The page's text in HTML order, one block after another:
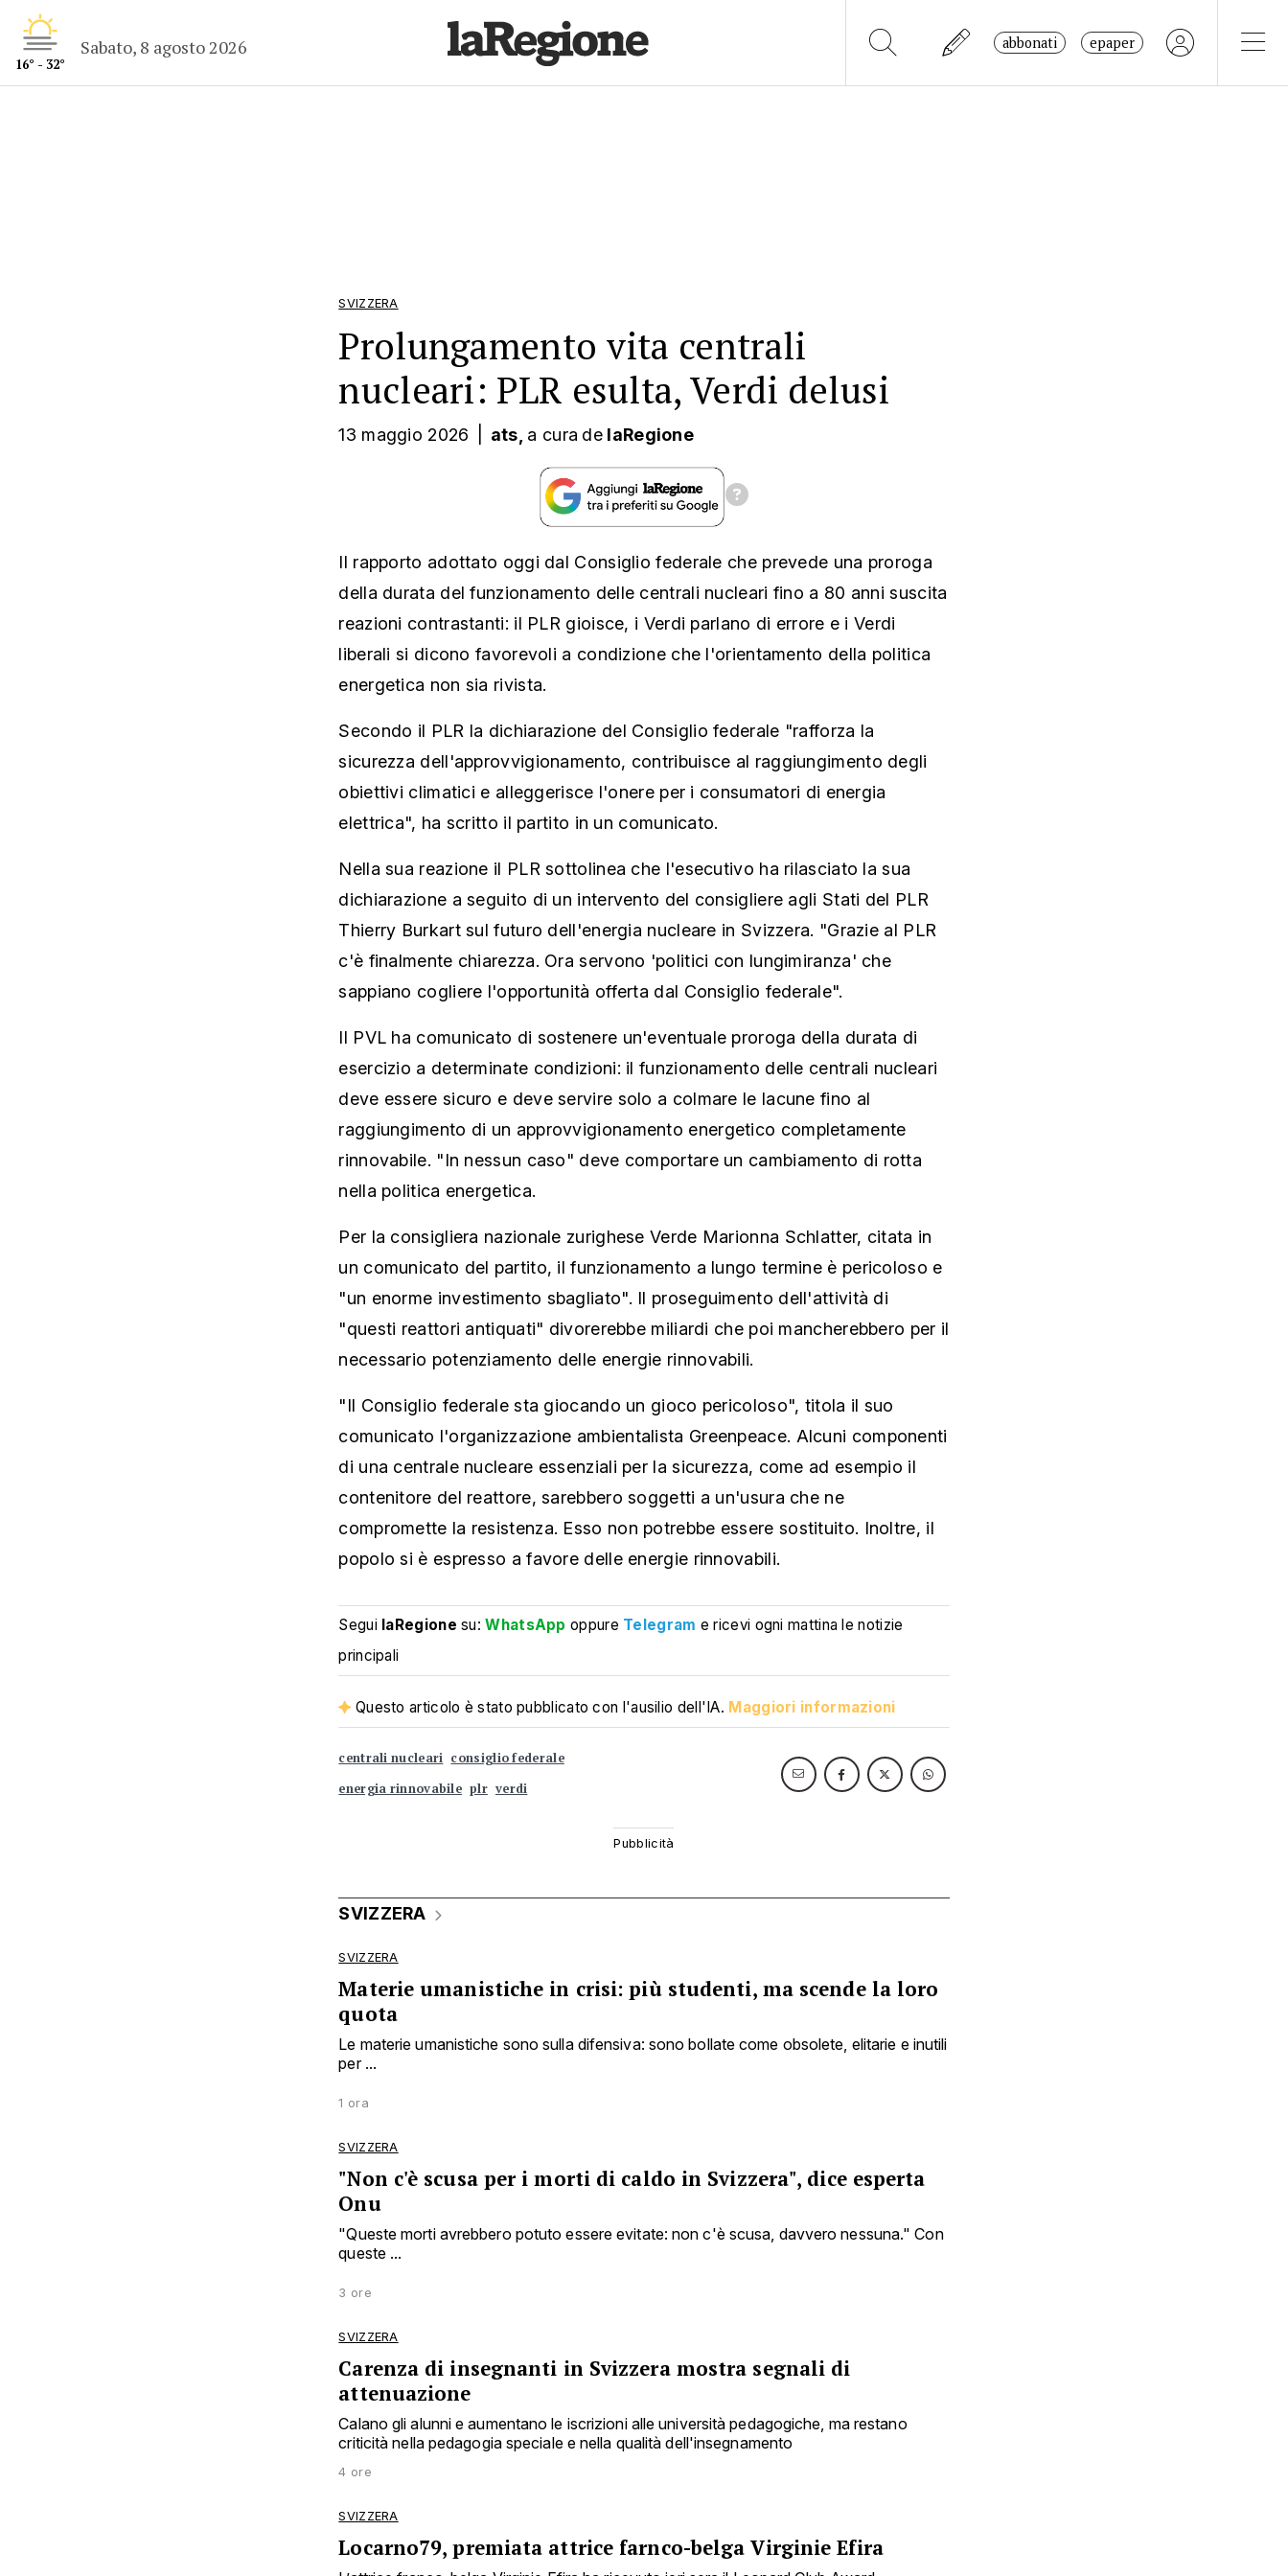
16° - 32°
Sabato, 8 agosto 2026 abbonati epaper
SVIZZERA
Prolungamento vita centrali
nucleari: PLR esulta, Verdi delusi
13 maggio 2026 ats, a cura de laRegione
Il rapporto adottato oggi dal Consiglio federale che prevede una proroga
della durata del funzionamento delle centrali nucleari fino a 80 anni suscita
reazioni contrastanti: il PLR gioisce, i Verdi parlano di errore e i Verdi
liberali si dicono favorevoli a condizione che l'orientamento della politica
energetica non sia rivista.
Secondo il PLR la dichiarazione del Consiglio federale "rafforza la
sicurezza dell'approvvigionamento, contribuisce al raggiungimento degli
obiettivi climatici e alleggerisce l'onere per i consumatori di energia
elettrica", ha scritto il partito in un comunicato.
Nella sua reazione il PLR sottolinea che l'esecutivo ha rilasciato la sua
dichiarazione a seguito di un intervento del consigliere agli Stati del PLR
Thierry Burkart sul futuro dell'energia nucleare in Svizzera. "Grazie al PLR
c'è finalmente chiarezza. Ora servono 'politici con lungimiranza' che
sappiano cogliere l'opportunità offerta dal Consiglio federale".
Il PVL ha comunicato di sostenere un'eventuale proroga della durata di
esercizio a determinate condizioni: il funzionamento delle centrali nucleari
deve essere sicuro e deve servire solo a colmare le lacune fino al
raggiungimento di un approvvigionamento energetico completamente
rinnovabile. "In nessun caso" deve comportare un cambiamento di rotta
nella politica energetica.
Per la consigliera nazionale zurighese Verde Marionna Schlatter, citata in
un comunicato del partito, il funzionamento a lungo termine è pericoloso e
"un enorme investimento sbagliato". Il proseguimento dell'attività di
"questi reattori antiquati" divorerebbe miliardi che poi mancherebbero per il
necessario potenziamento delle energie rinnovabili.
"Il Consiglio federale sta giocando un gioco pericoloso", titola il suo
comunicato l'organizzazione ambientalista Greenpeace. Alcuni componenti
di una centrale nucleare essenziali per la sicurezza, come ad esempio il
contenitore del reattore, sarebbero soggetti a un'usura che ne
compromette la resistenza. Esso non potrebbe essere sostituito. Inoltre, il
popolo si è espresso a favore delle energie rinnovabili.
Segui laRegione su:WhatsApp oppure Telegram e ricevi ogni mattina le notizie
principali
Questo articolo è stato pubblicato con l'ausilio dell'IA. Maggiori informazioni
centrali nucleari consiglio federale
energia rinnovabile plr verdi
SVIZZERA
SVIZZERA
Materie umanistiche in crisi: più studenti, ma scende la loro
quota
Le materie umanistiche sono sulla difensiva: sono bollate come obsolete, elitarie e inutili
per ...
1 ora
SVIZZERA
"Non c'è scusa per i morti di caldo in Svizzera", dice esperta
Onu
"Queste morti avrebbero potuto essere evitate: non c'è scusa, davvero nessuna." Con
queste ...
3 ore
SVIZZERA
Carenza di insegnanti in Svizzera mostra segnali di
attenuazione
Calano gli alunni e aumentano le iscrizioni alle università pedagogiche, ma restano
criticità nella pedagogia speciale e nella qualità dell'insegnamento
4 ore
SVIZZERA
Locarno79, premiata attrice farnco-belga Virginie Efira